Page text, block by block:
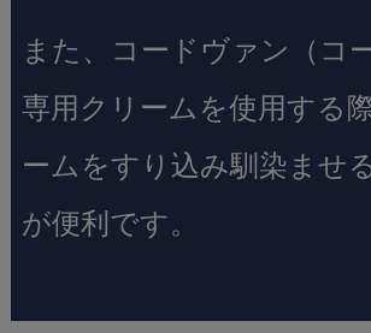
また、コードヴァン（コ
専用クリームを使用する
ームをすり込み馴染ませ
が便利です。